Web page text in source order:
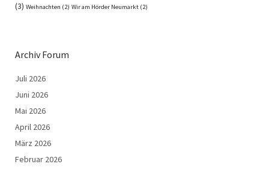
(3) Weihnachten (2) Wir am Hörder Neumarkt (2)
Archiv Forum
Juli 2026
Juni 2026
Mai 2026
April 2026
März 2026
Februar 2026